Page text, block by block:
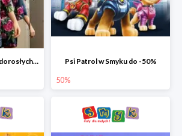
Piżamy i szlafroki dla dorosłych w Smyku do -30% Psi Patrol w Smyku do -50%
50%